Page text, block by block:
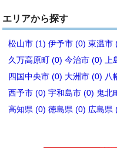
エリアから探す
松山市 (1) 伊予市 (0) 東温市
久万高原町 (0) 今治市 (0)
四国中央市 (0) 大洲市 (0) 八
西予市 (0) 宇和島市 (0) 鬼北
高知県 (0) 徳島県 (0) 広島県